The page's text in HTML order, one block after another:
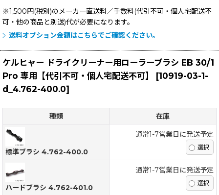
※1,500円(税別)のメーカー直送料／手数料(代引不可・個人宅配送不
可・他の商品と別送)代が必要になります。
送料オプション金額はこちらでご確認ください。
ケルヒャー ドライクリーナー用ローラーブラシ EB 30/1
Pro 専用【代引不可・個人宅配送不可】
[10919-03-1-
d_4.762-400.0]
種類 在庫
標準ブラシ 4.762-400.0
通常1-7営業日に発送予定
ハードブラシ 4.762-401.0
通常1-7営業日に発送予定